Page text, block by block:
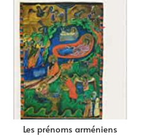
Les prénoms arméniens